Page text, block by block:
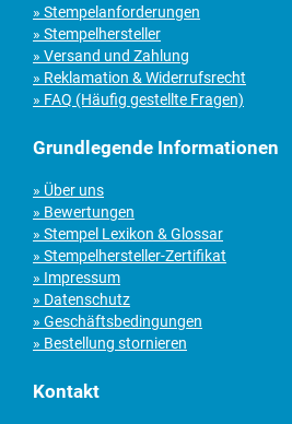
» Stempelanforderungen
» Stempelhersteller
» Versand und Zahlung
» Reklamation & Widerrufsrecht
» FAQ (Häufig gestellte Fragen)
Grundlegende Informationen
» Über uns
» Bewertungen
» Stempel Lexikon & Glossar
» Stempelhersteller-Zertifikat
» Impressum
» Datenschutz
» Geschäftsbedingungen
» Bestellung stornieren
Kontakt